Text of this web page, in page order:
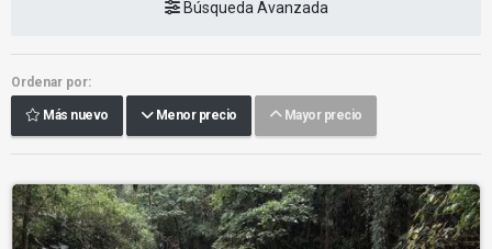
Búsqueda Avanzada
Ordenar por:
Más nuevo Menor precio Mayor precio